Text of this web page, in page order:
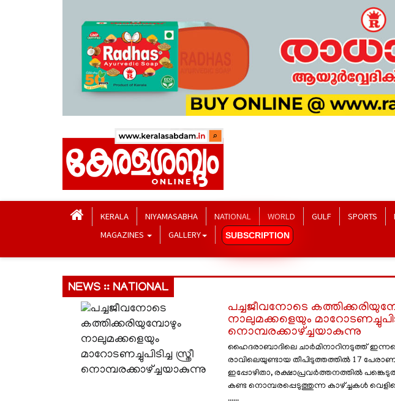
KERALA NIYAMASABHA NATIONAL WORLD GULF SPORTS
MAGAZINES
GALLERY SUBSCRIPTION
NEWS :: NATIONAL
പച്ചജീവനോടെ
നാലുമക്കളെയും
നൊമ്പരക്കാഴ്ച്ചയാകുന്നു
ഹൈദരാബാദിലെ ചാർമിനാറിനടുത്ത്
രാവിലെയുണ്ടായ തീപിടുത്തത്തിൽ 17
ഇപ്പോഴിതാ, രക്ഷാപ്രവർത്തനത്തിൽ
കണ്ട നൊമ്പരപ്പെടുത്തുന്ന കാഴ്ച്ചകൾ
......